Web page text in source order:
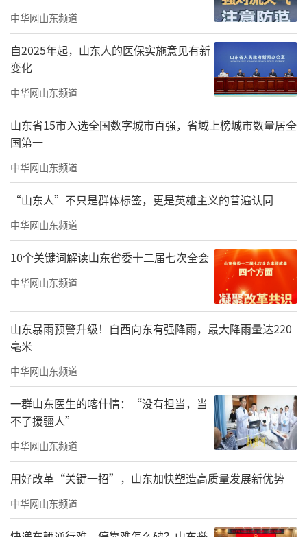
中华网山东频道
自2025年起，山东人的医保实施意见有新
变化
中华网山东频道
山东省15市入选全国数字城市百强，省域上榜城市数量居全
国第一
中华网山东频道
“山东人”不只是群体标签，更是英雄主义的普遍认同
中华网山东频道
10个关键词解读山东省委十二届七次全会
中华网山东频道
山东暴雨预警升级！自西向东有强降雨，最大降雨量达220
毫米
中华网山东频道
一群山东医生的喀什情：“没有担当，当
不了援疆人”
中华网山东频道
用好改革“关键一招”，山东加快塑造高质量发展新优势
中华网山东频道